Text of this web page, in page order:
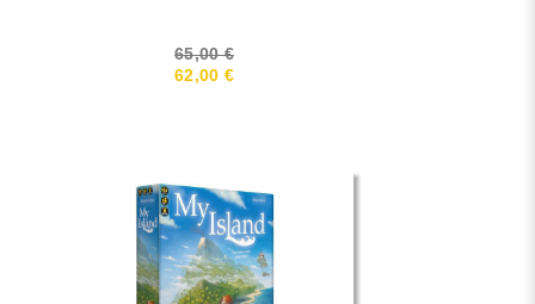
65,00 €
62,00 €